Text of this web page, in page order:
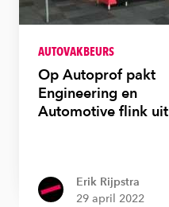
AUTOVAKBEURS
Op Autoprof pakt
Engineering en
Automotive flink uit
Erik Rijpstra
29 april 2022